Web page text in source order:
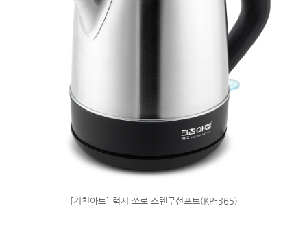
[키친아트] 럭시 쏘로 스텐무선포트(KP-365)